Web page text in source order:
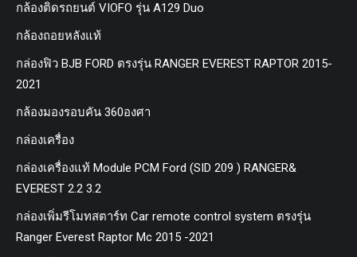
กล้องติดรถยนต์ VIOFO รุ่น A129 Duo
กล้องถอยหลังแท้
กล่องฟิว BJB FORD ตรงรุ่น RANGER EVEREST RAPTOR 2015-
2021
กล้องมองรอบคัน 360องศา
กล่องเครื่อง
กล่องเครื่องแท้ Module PCM Ford (SID 209 ) RANGER&
EVEREST 2.2 3.2
กล่องเพิ่มรีโมทสตาร์ท Car remote control system ตรงรุ่น
Ranger Everest Raptor Mc 2015 -2021